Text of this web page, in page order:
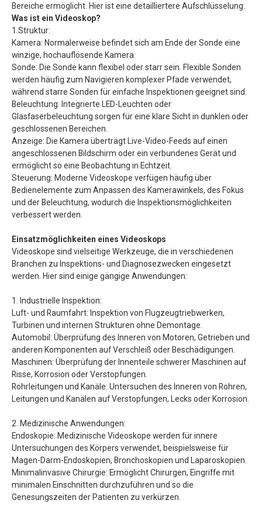
Bereiche ermöglicht. Hier ist eine detailliertere Aufschlüsselung:
Was ist ein Videoskop?
1.Struktur:
Kamera: Normalerweise befindet sich am Ende der Sonde eine
winzige, hochauflösende Kamera.
Sonde: Die Sonde kann flexibel oder starr sein. Flexible Sonden
werden häufig zum Navigieren komplexer Pfade verwendet,
während starre Sonden für einfache Inspektionen geeignet sind.
Beleuchtung: Integrierte LED-Leuchten oder
Glasfaserbeleuchtung sorgen für eine klare Sicht in dunklen oder
geschlossenen Bereichen.
Anzeige: Die Kamera überträgt Live-Video-Feeds auf einen
angeschlossenen Bildschirm oder ein verbundenes Gerät und
ermöglicht so eine Beobachtung in Echtzeit.
Steuerung: Moderne Videoskope verfügen häufig über
Bedienelemente zum Anpassen des Kamerawinkels, des Fokus
und der Beleuchtung, wodurch die Inspektionsmöglichkeiten
verbessert werden.
Einsatzmöglichkeiten eines Videoskops
Videoskope sind vielseitige Werkzeuge, die in verschiedenen
Branchen zu Inspektions- und Diagnosezwecken eingesetzt
werden. Hier sind einige gängige Anwendungen:
1. Industrielle Inspektion:
Luft- und Raumfahrt: Inspektion von Flugzeugtriebwerken,
Turbinen und internen Strukturen ohne Demontage.
Automobil: Überprüfung des Inneren von Motoren, Getrieben und
anderen Komponenten auf Verschleiß oder Beschädigungen.
Maschinen: Überprüfung der Innenteile schwerer Maschinen auf
Risse, Korrosion oder Verstopfungen.
Rohrleitungen und Kanäle: Untersuchen des Inneren von Rohren,
Leitungen und Kanälen auf Verstopfungen, Lecks oder Korrosion.
2. Medizinische Anwendungen:
Endoskopie: Medizinische Videoskope werden für innere
Untersuchungen des Körpers verwendet, beispielsweise für
Magen-Darm-Endoskopien, Bronchoskopien und Laparoskopien.
Minimalinvasive Chirurgie: Ermöglicht Chirurgen, Eingriffe mit
minimalen Einschnitten durchzuführen und so die
Genesungszeiten der Patienten zu verkürzen.